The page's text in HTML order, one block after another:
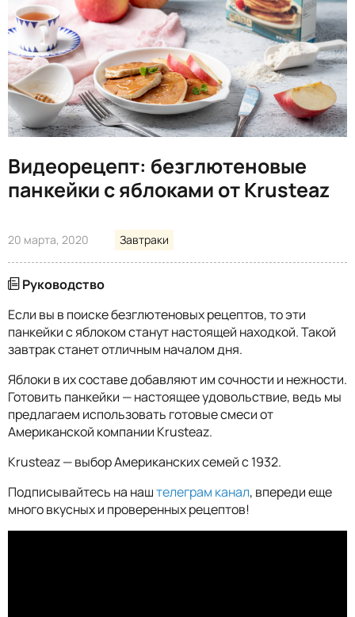
Видеорецепт: безглютеновые
панкейки с яблоками от Krusteaz
20 марта, 2020 Завтраки
Руководство
Если вы в поиске безглютеновых рецептов, то эти
панкейки с яблоком станут настоящей находкой. Такой
завтрак станет отличным началом дня.
Яблоки в их составе добавляют им сочности и нежности.
Готовить панкейки — настоящее удовольствие, ведь мы
предлагаем использовать готовые смеси от
Американской компании Krusteaz.
Krusteaz — выбор Американских семей с 1932.
Подписывайтесь на наштелеграм канал, впереди еще
много вкусных и проверенных рецептов!